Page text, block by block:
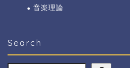
音楽理論
Search